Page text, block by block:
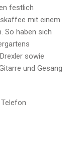
festlich
mit einem
So haben sich
sowie
und Gesang